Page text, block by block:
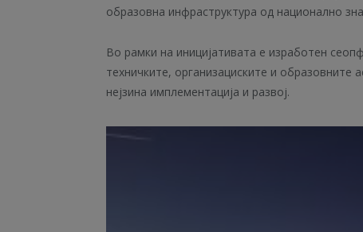
образовна инфраструктура од национално
Во рамки на иницијативата е изработен
техничките, организациските и образовните
нејзина имплементација и развој.